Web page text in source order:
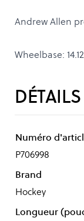
Andrew Allen
Wheelbase:
DÉTAILS
Numéro
P706998
Brand
Hockey
Longueur